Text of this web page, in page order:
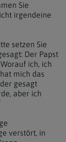
Sie
irgendeine
setzen Sie
Der Papst
ich, ich
mich das
gesagt
aber ich
verstört, in